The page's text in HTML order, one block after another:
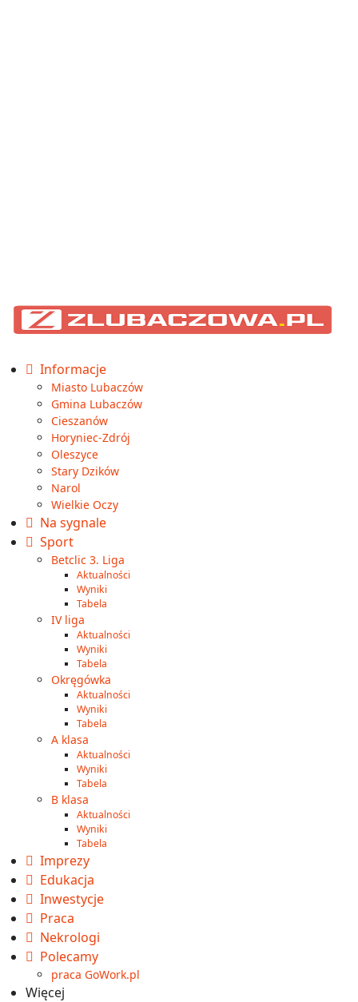
Informacje
Miasto Lubaczów
Gmina Lubaczów
Cieszanów
Horyniec-Zdrój
Oleszyce
Stary Dzików
Narol
Wielkie Oczy
Na sygnale
Sport
Betclic 3. Liga
Aktualności
Wyniki
Tabela
IV liga
Aktualności
Wyniki
Tabela
Okręgówka
Aktualności
Wyniki
Tabela
A klasa
Aktualności
Wyniki
Tabela
B klasa
Aktualności
Wyniki
Tabela
Imprezy
Edukacja
Inwestycje
Praca
Nekrologi
Polecamy
praca GoWork.pl
Więcej